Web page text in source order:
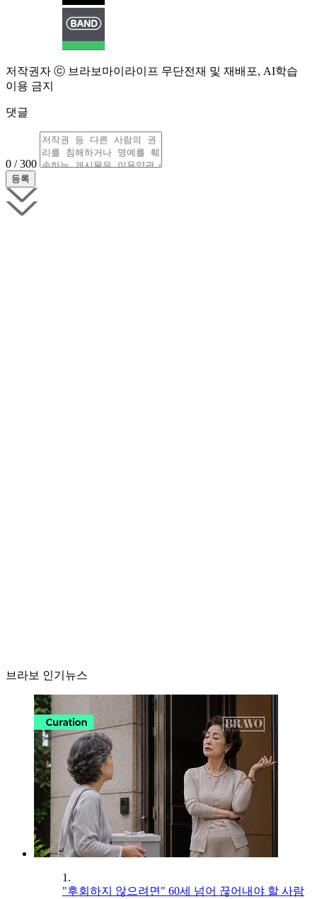
저작권자 ⓒ 브라보마이라이프 무단전재 및 재배포, AI학습
이용 금지
댓글
0 / 300
브라보 인기뉴스
1.
"후회하지 않으려면" 60세 넘어 끊어내야 할 사람